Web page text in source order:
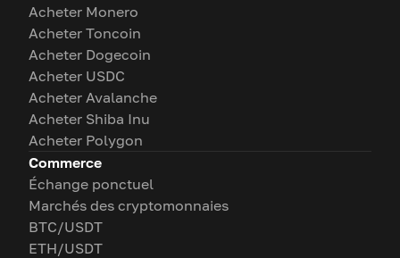
Acheter Monero
Acheter Toncoin
Acheter Dogecoin
Acheter USDC
Acheter Avalanche
Acheter Shiba Inu
Acheter Polygon
Commerce
Échange ponctuel
Marchés des cryptomonnaies
BTC/USDT
ETH/USDT